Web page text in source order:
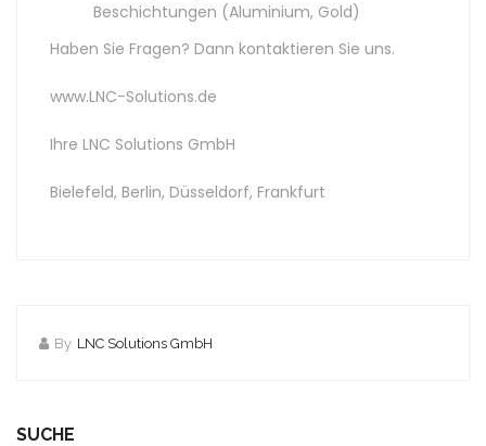
Beschichtungen (Aluminium, Gold)
Haben Sie Fragen? Dann kontaktieren Sie uns.
www.LNC-Solutions.de
Ihre LNC Solutions GmbH
Bielefeld, Berlin, Düsseldorf, Frankfurt
By LNC Solutions GmbH
SUCHE